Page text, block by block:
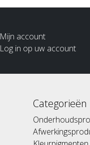
Mijn account
Log in op uw account
Categorieën